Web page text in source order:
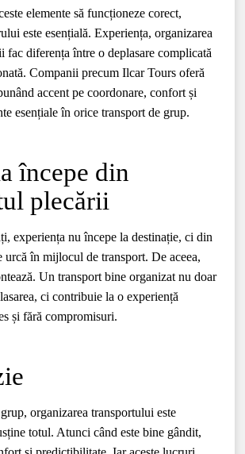
elemente să funcționeze corect,
este esențială. Experiența, organizarea
fac diferența între o deplasare complicată
Companii precum Ilcar Tours oferă
accent pe coordonare, confort și
esențiale în orice transport de grup.
începe din
plecării
experiența nu începe la destinație, ci din
urcă în mijlocul de transport. De aceea,
Un transport bine organizat nu doar
ci contribuie la o experiență
și fără compromisuri.
organizarea transportului este
totul. Atunci când este bine gândit,